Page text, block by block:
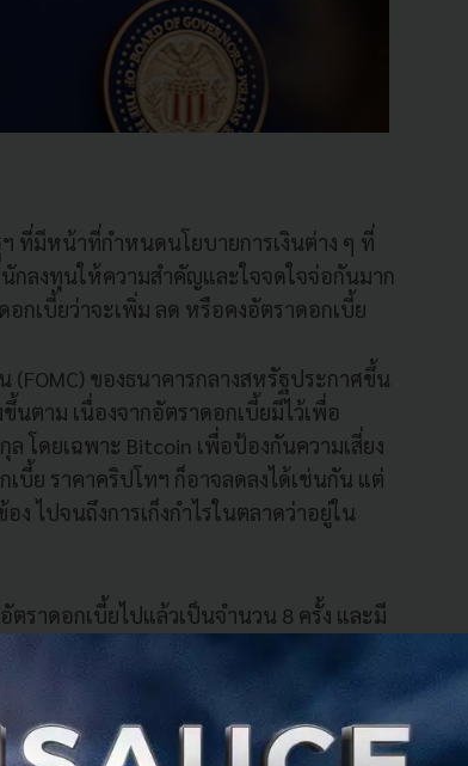
ฯ ที่มีหน้าที่กำหนดนโยบายการเงินต่าง ๆ ที่
กลงทุนให้ความสำคัญและใจจดใจจ่อกันมาก
กเบี้ยว่าจะเพิ่ม ลด หรือคงอัตราดอกเบี้ย
ของธนาคารกลางสหรัฐประกาศขึ้น
ตาม เนื่องจากอัตราดอกเบี้ยมีไว้เพื่อ
โดยเฉพาะ Bitcoin เพื่อป้องกันความเสี่ยง
บี้ย ราคาคริปโทฯ ก็อาจลดลงได้เช่นกัน แต่
ไปจนถึงการเก็งกำไรในตลาดว่าอยู่ใน
ราดอกเบี้ยไปแล้วเป็นจำนวน 8 ครั้ง และมี
รคงอัตราดอกเบี้ยระยะสั้นที่ระดับ 0.00-